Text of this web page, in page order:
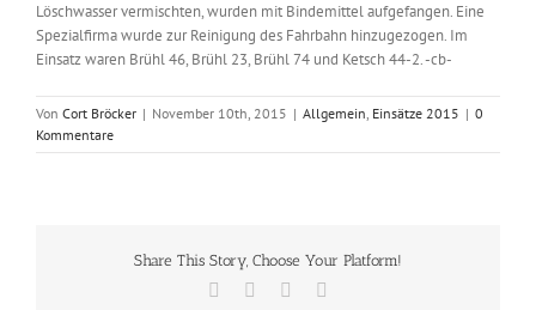
Löschwasser vermischten, wurden mit Bindemittel aufgefangen. Eine
Spezialfirma wurde zur Reinigung des Fahrbahn hinzugezogen. Im
Einsatz waren Brühl 46, Brühl 23, Brühl 74 und Ketsch 44-2. -cb-
Von Cort Bröcker | November 10th, 2015 | Allgemein, Einsätze 2015 | 0
Kommentare
Share This Story, Choose Your Platform!
Facebook